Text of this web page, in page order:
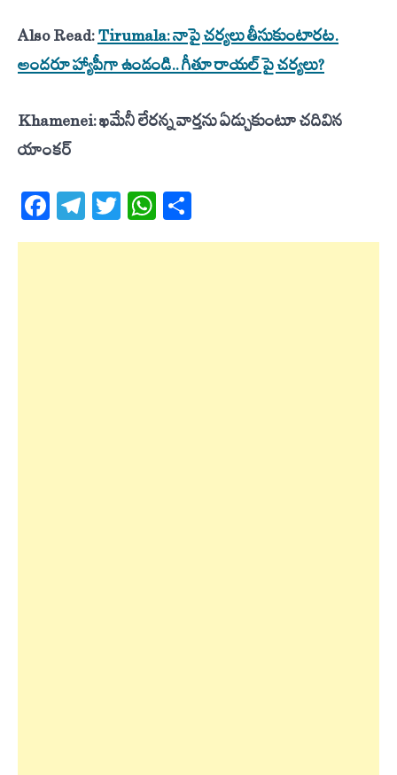
Also Read:Tirumala: నాపై చర్యలు తీసుకుంటారట.
అందరూ హ్యాపీగా ఉండండి.. గీతూ రాయల్ పై చర్యలు?
Khamenei: ఖమేనీ లేరన్న వార్తను ఏడ్చుకుంటూ చదివిన
యాంకర్
Facebook
Telegram
TwitterWhatsApp